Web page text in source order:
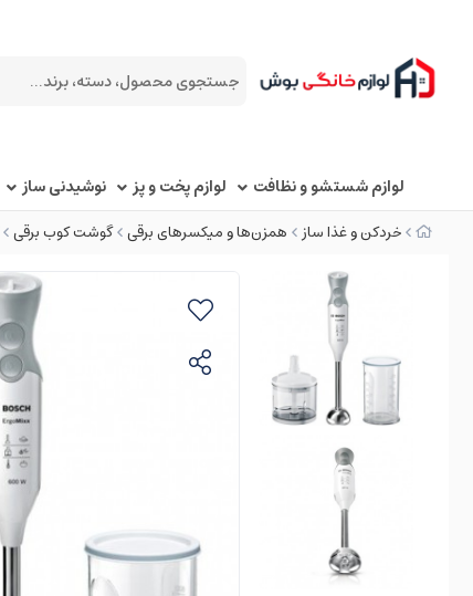
لوازم شستشو و نظافت لوازم پخت و پز نوشیدنی ساز
خردکن و غذا ساز همزن‌ها و میکسرهای برقی گوشت کوب برقی